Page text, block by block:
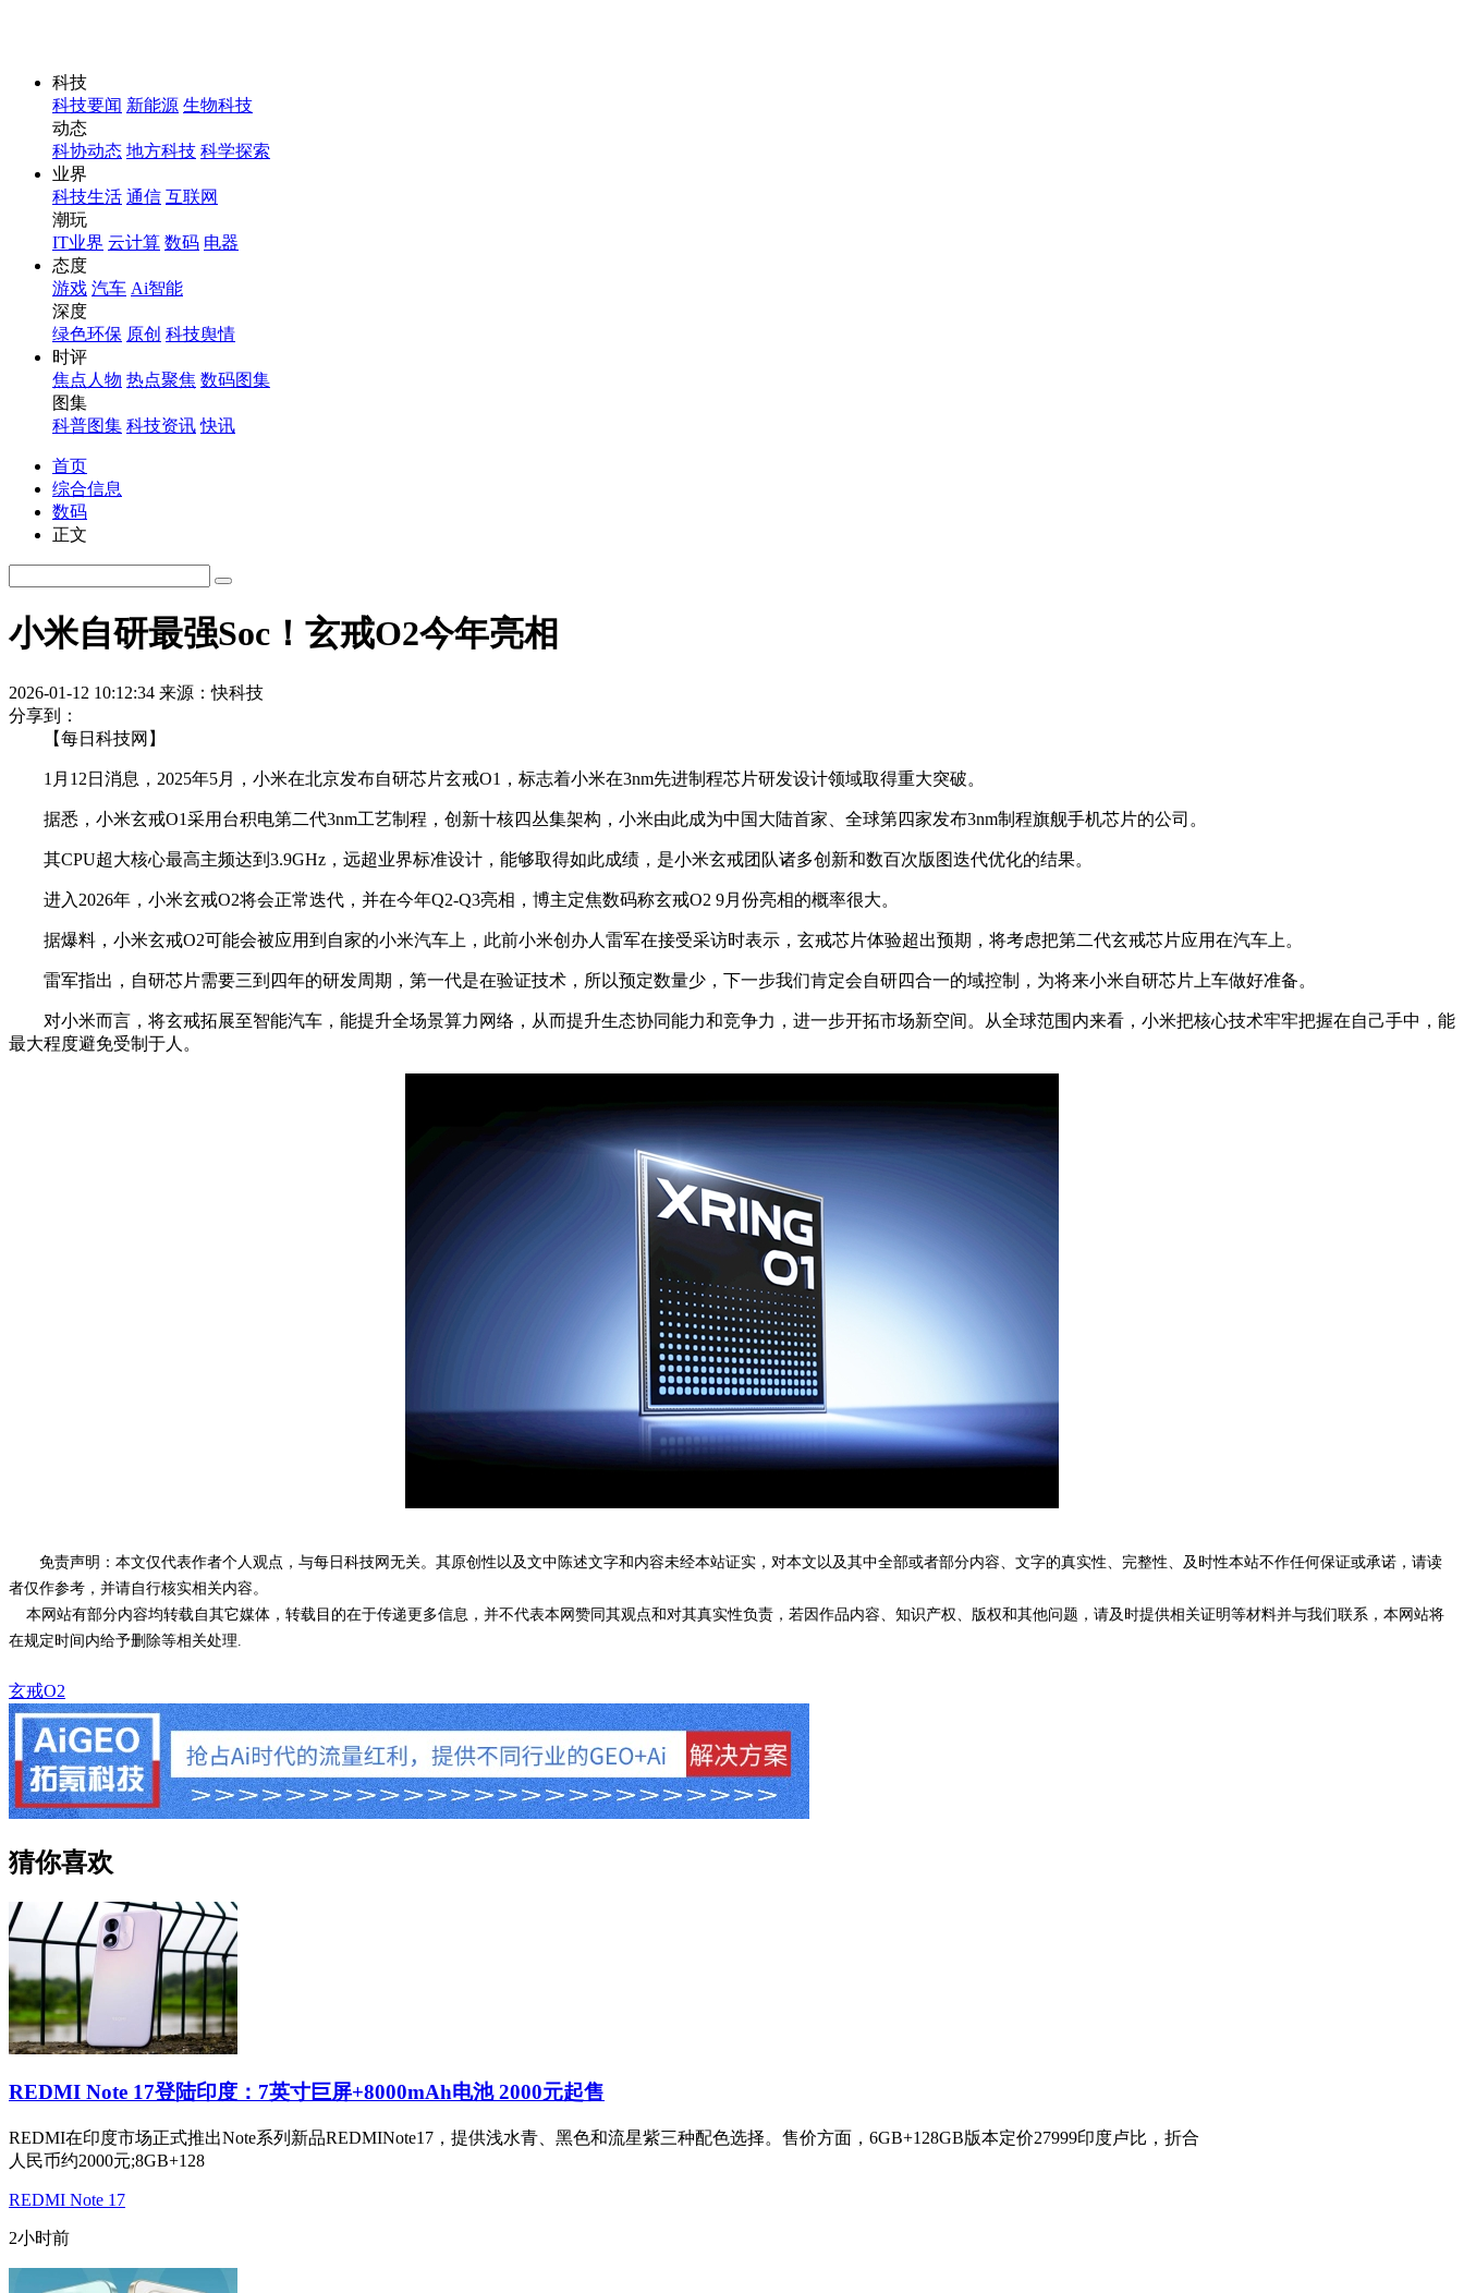
科技
科技要闻 新能源 生物科技
动态
科协动态 地方科技 科学探索
业界
科技生活 通信 互联网
潮玩
IT业界 云计算 数码 电器
态度
游戏 汽车 Ai智能
深度
绿色环保 原创 科技舆情
时评
焦点人物 热点聚焦 数码图集
图集
科普图集 科技资讯 快讯
首页
综合信息
数码
正文
小米自研最强Soc！玄戒O2今年亮相
2026-01-12 10:12:34 来源：快科技
分享到：
【每日科技网】
1月12日消息，2025年5月，小米在北京发布自研芯片玄戒O1，标志着小米在3nm先进制程芯片研发设计领域取得重大突破。
据悉，小米玄戒O1采用台积电第二代3nm工艺制程，创新十核四丛集架构，小米由此成为中国大陆首家、全球第四家发布3nm制程旗舰手机芯片的公司。
其CPU超大核心最高主频达到3.9GHz，远超业界标准设计，能够取得如此成绩，是小米玄戒团队诸多创新和数百次版图迭代优化的结果。
进入2026年，小米玄戒O2将会正常迭代，并在今年Q2-Q3亮相，博主定焦数码称玄戒O2 9月份亮相的概率很大。
据爆料，小米玄戒O2可能会被应用到自家的小米汽车上，此前小米创办人雷军在接受采访时表示，玄戒芯片体验超出预期，将考虑把第二代玄戒芯片应用在汽车上。
雷军指出，自研芯片需要三到四年的研发周期，第一代是在验证技术，所以预定数量少，下一步我们肯定会自研四合一的域控制，为将来小米自研芯片上车做好准备。
对小米而言，将玄戒拓展至智能汽车，能提升全场景算力网络，从而提升生态协同能力和竞争力，进一步开拓市场新空间。从全球范围内来看，小米把核心技术牢牢把握在自己手中，能
最大程度避免受制于人。
免责声明：本文仅代表作者个人观点，与每日科技网无关。其原创性以及文中陈述文字和内容未经本站证实，对本文以及其中全部或者部分内容、文字的真实性、完整性、及时性本站不作任何保证或承诺，请读
者仅作参考，并请自行核实相关内容。
本网站有部分内容均转载自其它媒体，转载目的在于传递更多信息，并不代表本网赞同其观点和对其真实性负责，若因作品内容、知识产权、版权和其他问题，请及时提供相关证明等材料并与我们联系，本网站将
在规定时间内给予删除等相关处理.
玄戒O2
猜你喜欢
REDMI Note 17登陆印度：7英寸巨屏+8000mAh电池 2000元起售
REDMI在印度市场正式推出Note系列新品REDMINote17，提供浅水青、黑色和流星紫三种配色选择。售价方面，6GB+128GB版本定价27999印度卢比，折合
人民币约2000元;8GB+128
REDMI Note 17
2小时前